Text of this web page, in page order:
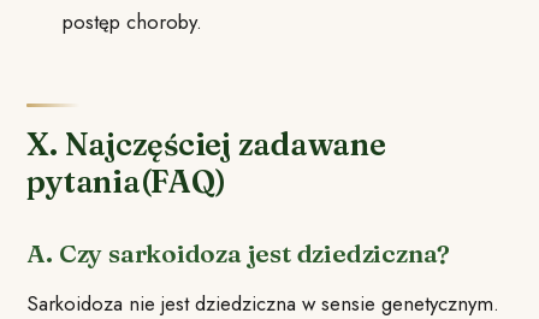
postęp choroby.
X. Najczęściej zadawane
pytania(FAQ)
A. Czy sarkoidoza jest dziedziczna?
Sarkoidoza nie jest dziedziczna w sensie genetycznym.